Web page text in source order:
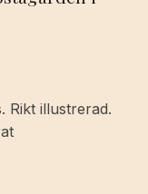
Rikt illustrerad.